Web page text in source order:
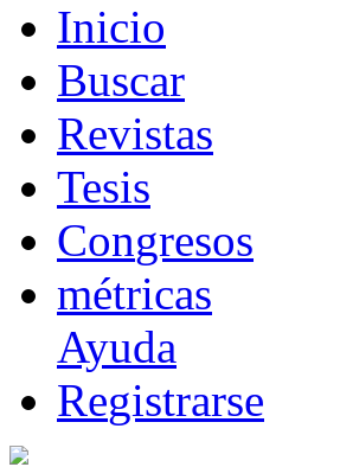
Inicio
Buscar
Revistas
Tesis
Congresos
métricas
Ayuda
Registrarse